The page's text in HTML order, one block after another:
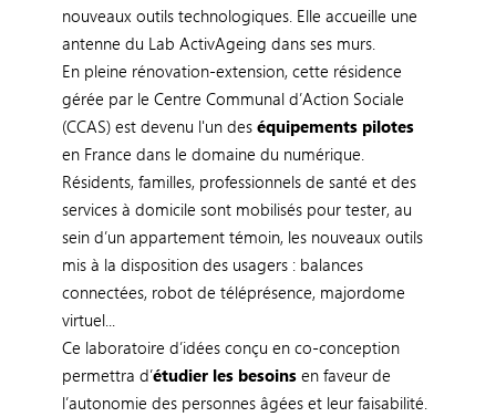
nouveaux outils technologiques. Elle accueille une
antenne du Lab ActivAgeing dans ses murs.
En pleine rénovation-extension, cette résidence
gérée par le Centre Communal d’Action Sociale
(CCAS) est devenu l'un des équipements pilotes
en France dans le domaine du numérique.
Résidents, familles, professionnels de santé et des
services à domicile sont mobilisés pour tester, au
sein d’un appartement témoin, les nouveaux outils
mis à la disposition des usagers : balances
connectées, robot de téléprésence, majordome
virtuel...
Ce laboratoire d’idées conçu en co-conception
permettra d’étudier les besoinsen faveur de
l’autonomie des personnes âgées et leur faisabilité.